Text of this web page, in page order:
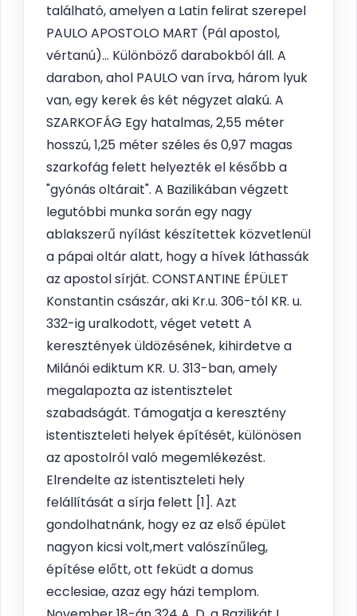
található, amelyen a Latin felirat szerepel
PAULO APOSTOLO MART (Pál apostol,
vértanú)... Különböző darabokból áll. A
darabon, ahol PAULO van írva, három lyuk
van, egy kerek és két négyzet alakú. A
SZARKOFÁG Egy hatalmas, 2,55 méter
hosszú, 1,25 méter széles és 0,97 magas
szarkofág felett helyezték el később a
"gyónás oltárait". A Bazilikában végzett
legutóbbi munka során egy nagy
ablakszerű nyílást készítettek közvetlenül
a pápai oltár alatt, hogy a hívek láthassák
az apostol sírját. CONSTANTINE ÉPÜLET
Konstantin császár, aki Kr.u. 306-tól KR. u.
332-ig uralkodott, véget vetett A
keresztények üldözésének, kihirdetve a
Milánói ediktum KR. U. 313-ban, amely
megalapozta az istentisztelet
szabadságát. Támogatja a keresztény
istentiszteleti helyek építését, különösen
az apostolról való megemlékezést.
Elrendelte az istentiszteleti hely
felállítását a sírja felett [1]. Azt
gondolhatnánk, hogy ez az első épület
nagyon kicsi volt,mert valószínűleg,
építése előtt, ott feküdt a domus
ecclesiae, azaz egy házi templom.